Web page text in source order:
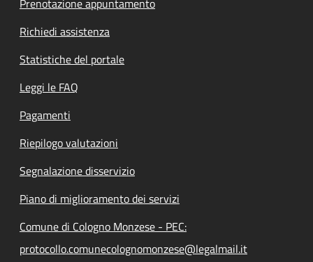
Richiedi assistenza
Statistiche del portale
Leggi le FAQ
Pagamenti
Riepilogo valutazioni
Segnalazione disservizio
Piano di miglioramento dei servizi
Comune di Cologno Monzese - PEC:
protocollo.comunecolognomonzese@legalmail.it